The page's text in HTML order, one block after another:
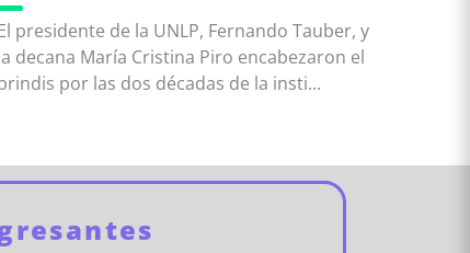
presidente de la UNLP, Fernando Tauber, y
decana María Cristina Piro encabezaron el
por las dos décadas de la insti...